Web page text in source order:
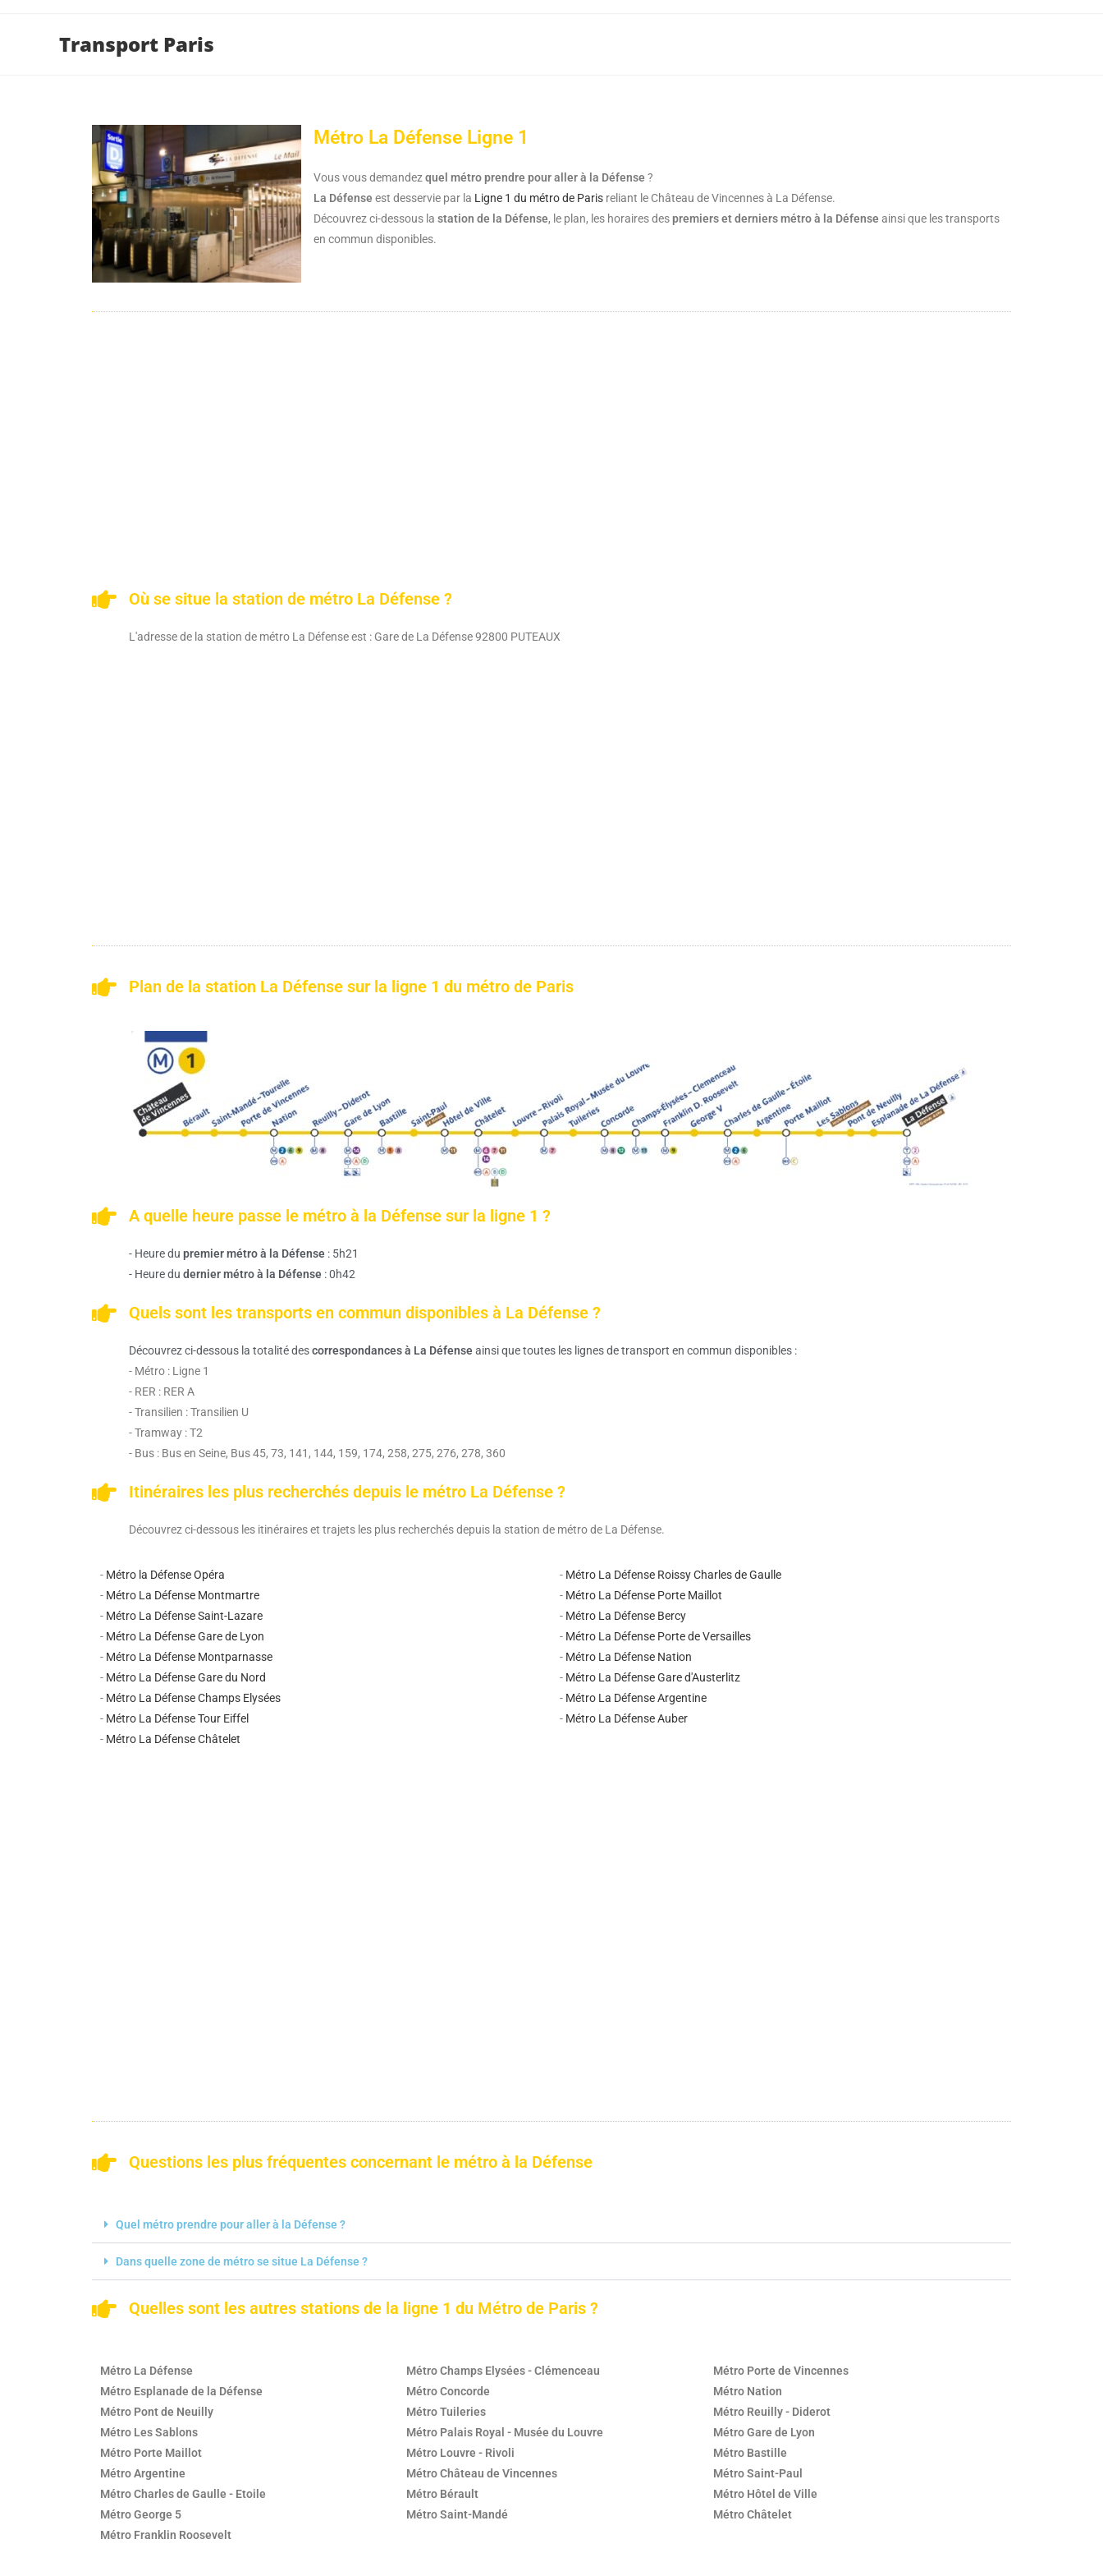
Transport Paris
Métro La Défense Ligne 1
Vous vous demandezquel métro prendre pour aller à la Défense ?
La Défense est desservie par la Ligne 1 du métro de Paris reliant le Château de Vincennes à La Défense.
Découvrez ci-dessous la station de la Défense, le plan, les horaires despremiers et derniers métro à la Défense ainsi que les transports
en commun disponibles.
Où se situe la station de métro La Défense ?
L'adresse de la station de métro La Défense est : Gare de La Défense 92800 PUTEAUX
Plan de la station La Défense sur la ligne 1 du métro de Paris
A quelle heure passe le métro à la Défense sur la ligne 1 ?
- Heure du premier métro à la Défense : 5h21
- Heure du dernier métro à la Défense : 0h42
Quels sont les transports en commun disponibles à La Défense ?
Découvrez ci-dessous la totalité descorrespondances à La Défenseainsi que toutes les lignes de transport en commun disponibles :
- Métro : Ligne 1
- RER : RER A
- Transilien : Transilien U
- Tramway : T2
- Bus : Bus en Seine, Bus 45, 73, 141, 144, 159, 174, 258, 275, 276, 278, 360
Itinéraires les plus recherchés depuis le métro La Défense ?
Découvrez ci-dessous les itinéraires et trajets les plus recherchés depuis la station de métro de La Défense.
- Métro la Défense Opéra
- Métro La Défense Montmartre
- Métro La Défense Saint-Lazare
- Métro La Défense Gare de Lyon
- Métro La Défense Montparnasse
- Métro La Défense Gare du Nord
- Métro La Défense Champs Elysées
- Métro La Défense Tour Eiffel
- Métro La Défense Châtelet
- Métro La Défense Roissy Charles de Gaulle
- Métro La Défense Porte Maillot
- Métro La Défense Bercy
- Métro La Défense Porte de Versailles
- Métro La Défense Nation
- Métro La Défense Gare d'Austerlitz
- Métro La Défense Argentine
- Métro La Défense Auber
Questions les plus fréquentes concernant le métro à la Défense
Quel métro prendre pour aller à la Défense ?
Dans quelle zone de métro se situe La Défense ?
Quelles sont les autres stations de la ligne 1 du Métro de Paris ?
Métro La Défense
Métro Esplanade de la Défense
Métro Pont de Neuilly
Métro Les Sablons
Métro Porte Maillot
Métro Argentine
Métro Charles de Gaulle - Etoile
Métro George 5
Métro Franklin Roosevelt
Métro Champs Elysées - Clémenceau
Métro Concorde
Métro Tuileries
Métro Palais Royal - Musée du Louvre
Métro Louvre - Rivoli
Métro Château de Vincennes
Métro Bérault
Métro Saint-Mandé
Métro Porte de Vincennes
Métro Nation
Métro Reuilly - Diderot
Métro Gare de Lyon
Métro Bastille
Métro Saint-Paul
Métro Hôtel de Ville
Métro Châtelet